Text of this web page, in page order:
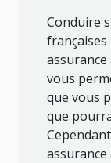
Conduire
françaises
assurance
vous
que vous
que
assurance